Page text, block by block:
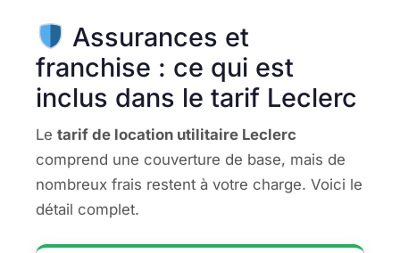
Assurances et
franchise : ce qui est
inclus dans le tarif Leclerc
Le tarif de location utilitaire Leclerc
comprend une couverture de base, mais de
nombreux frais restent à votre charge. Voici le
détail complet.